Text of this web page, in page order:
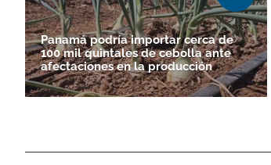
Panamá podría importar cerca de
100 mil quintales de cebolla ante
afectaciones en la producción